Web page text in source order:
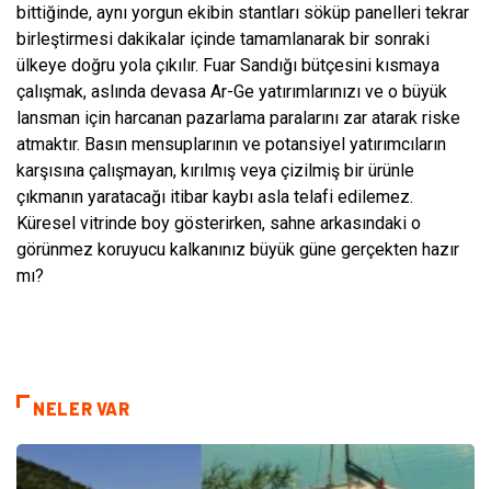
bittiğinde, aynı yorgun ekibin stantları söküp panelleri tekrar
birleştirmesi dakikalar içinde tamamlanarak bir sonraki
ülkeye doğru yola çıkılır. Fuar Sandığı bütçesini kısmaya
çalışmak, aslında devasa Ar-Ge yatırımlarınızı ve o büyük
lansman için harcanan pazarlama paralarını zar atarak riske
atmaktır. Basın mensuplarının ve potansiyel yatırımcıların
karşısına çalışmayan, kırılmış veya çizilmiş bir ürünle
çıkmanın yaratacağı itibar kaybı asla telafi edilemez.
Küresel vitrinde boy gösterirken, sahne arkasındaki o
görünmez koruyucu kalkanınız büyük güne gerçekten hazır
mı?
NELER VAR